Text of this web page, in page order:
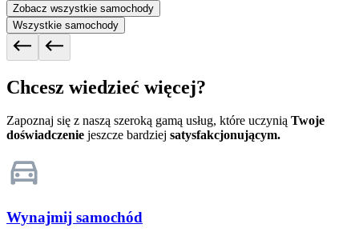
Zobacz wszystkie samochody
Wszystkie samochody
Chcesz wiedzieć więcej?
Zapoznaj się z naszą szeroką gamą usług, które uczynią Twoje
doświadczenie jeszcze bardziej satysfakcjonującym.
Wynajmij samochód